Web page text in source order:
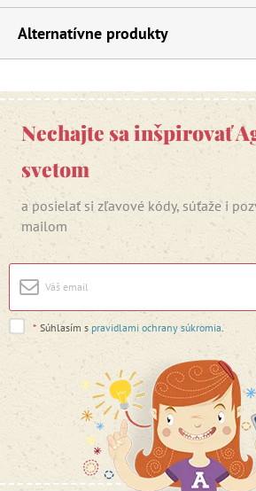
Alternatívne produkty
Nechajte sa inšpirovať
svetom
a posielať si zľavové kódy, súťaže i
mailom
* Súhlasím s pravidlami ochrany súkromia